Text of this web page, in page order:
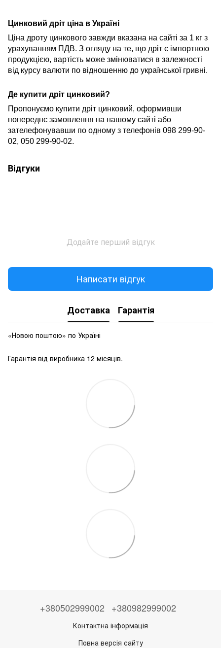
Цинковий дріт ціна в Україні
Ціна дроту цинкового завжди вказана на сайті за 1 кг з
урахуванням ПДВ. З огляду на те, що дріт є імпортною
продукцією, вартість може змінюватися в залежності
від курсу валюти по відношенню до української гривні.
Де купити дріт цинковий?
Пропонуємо купити дріт цинковий, оформивши
попереднє замовлення на нашому сайті або
зателефонувавши по одному з телефонів 098 299-90-
02, 050 299-90-02.
Відгуки
Додайте перший відгук
Написати відгук
Доставка Гарантія
«Новою поштою» по Україні
Гарантія від виробника 12 місяців.
+380502999002 +380982999002
Контактна інформація
Повна версія сайту